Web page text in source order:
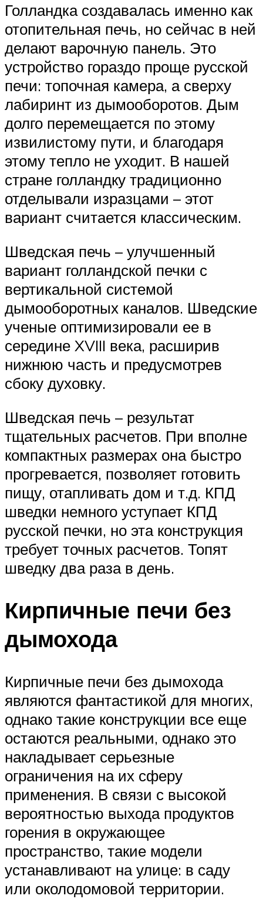
Голландка создавалась именно как
отопительная печь, но сейчас в ней
делают варочную панель. Это
устройство гораздо проще русской
печи: топочная камера, а сверху
лабиринт из дымооборотов. Дым
долго перемещается по этому
извилистому пути, и благодаря
этому тепло не уходит. В нашей
стране голландку традиционно
отделывали изразцами – этот
вариант считается классическим.
Шведская печь – улучшенный
вариант голландской печки с
вертикальной системой
дымооборотных каналов. Шведские
ученые оптимизировали ее в
середине XVIII века, расширив
нижнюю часть и предусмотрев
сбоку духовку.
Шведская печь – результат
тщательных расчетов. При вполне
компактных размерах она быстро
прогревается, позволяет готовить
пищу, отапливать дом и т.д. КПД
шведки немного уступает КПД
русской печки, но эта конструкция
требует точных расчетов. Топят
шведку два раза в день.
Кирпичные печи без
дымохода
Кирпичные печи без дымохода
являются фантастикой для многих,
однако такие конструкции все еще
остаются реальными, однако это
накладывает серьезные
ограничения на их сферу
применения. В связи с высокой
вероятностью выхода продуктов
горения в окружающее
пространство, такие модели
устанавливают на улице: в саду
или околодомовой территории.